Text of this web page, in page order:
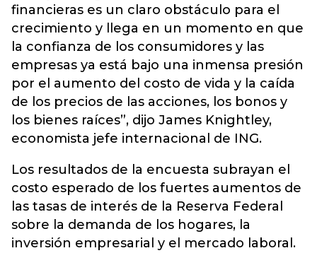
financieras es un claro obstáculo para el
crecimiento y llega en un momento en que
la confianza de los consumidores y las
empresas ya está bajo una inmensa presión
por el aumento del costo de vida y la caída
de los precios de las acciones, los bonos y
los bienes raíces”, dijo James Knightley,
economista jefe internacional de ING.
Los resultados de la encuesta subrayan el
costo esperado de los fuertes aumentos de
las tasas de interés de la Reserva Federal
sobre la demanda de los hogares, la
inversión empresarial y el mercado laboral.